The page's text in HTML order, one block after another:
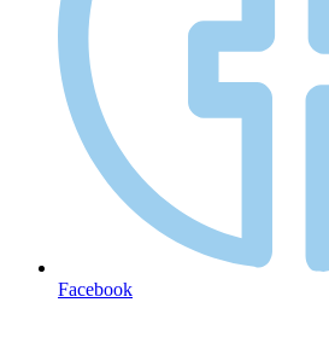
Facebook